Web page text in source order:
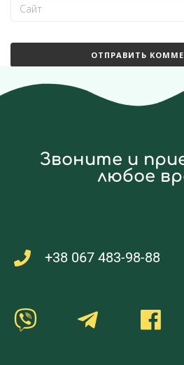
Звоните и
любое
+38 067 483-98-88